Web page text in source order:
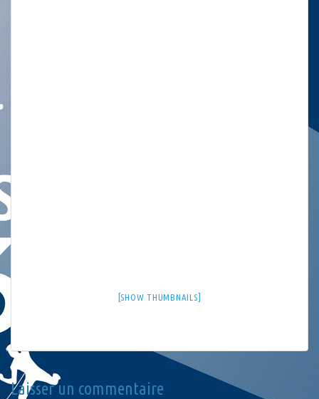
[SHOW THUMBNAILS]
Laisser un commentaire